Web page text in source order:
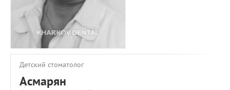
Детский стоматолог
Асмарян